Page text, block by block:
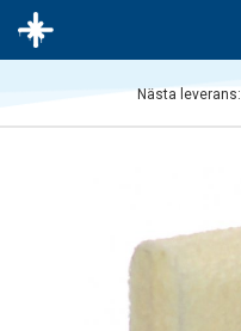
Nästa leverans: